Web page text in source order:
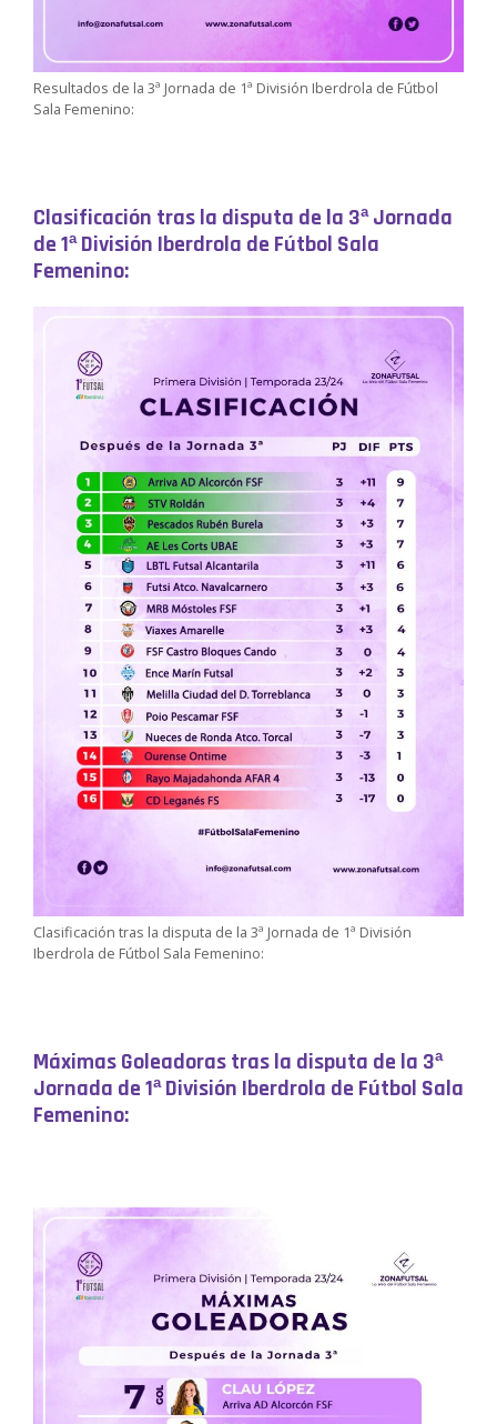
Resultados de la 3ª Jornada de 1ª División Iberdrola de Fútbol
Sala Femenino:
Clasificación tras la disputa de la 3ª Jornada
de 1ª División Iberdrola de Fútbol Sala
Femenino:
Clasificación tras la disputa de la 3ª Jornada de 1ª División
Iberdrola de Fútbol Sala Femenino:
Máximas Goleadoras tras la disputa de la 3ª
Jornada de 1ª División Iberdrola de Fútbol Sala
Femenino: